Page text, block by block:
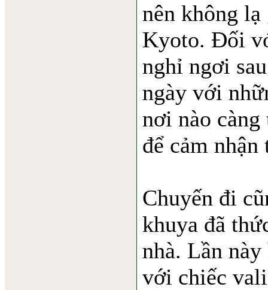
nên không
Kyoto. Đối
nghỉ ngơi
ngày với
nơi nào
để cảm
Chuyến đi
khuya đã
nhà. Lần
với chiếc